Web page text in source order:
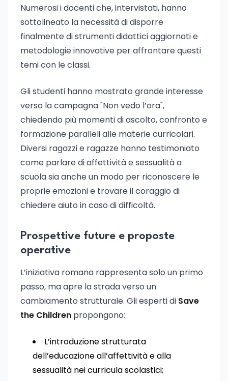
Numerosi i docenti che, intervistati, hanno
sottolineato la necessità di disporre
finalmente di strumenti didattici aggiornati e
metodologie innovative per affrontare questi
temi con le classi.
Gli studenti hanno mostrato grande interesse
verso la campagna "Non vedo l’ora",
chiedendo più momenti di ascolto, confronto e
formazione paralleli alle materie curricolari.
Diversi ragazzi e ragazze hanno testimoniato
come parlare di affettività e sessualità a
scuola sia anche un modo per riconoscere le
proprie emozioni e trovare il coraggio di
chiedere aiuto in caso di difficoltà.
Prospettive future e proposte
operative
L’iniziativa romana rappresenta solo un primo
passo, ma apre la strada verso un
cambiamento strutturale. Gli esperti di Save
the Children propongono:
L’introduzione strutturata
dell’educazione all’affettività e alla
sessualità nei curricula scolastici;